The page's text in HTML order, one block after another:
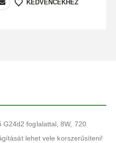
KEDVENCEKHEZ
G24d2 foglalattal, 8W, 720
lehet vele korszerűsíteni!